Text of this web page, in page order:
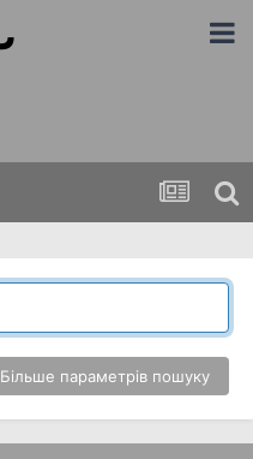
Більше параметрів пошуку